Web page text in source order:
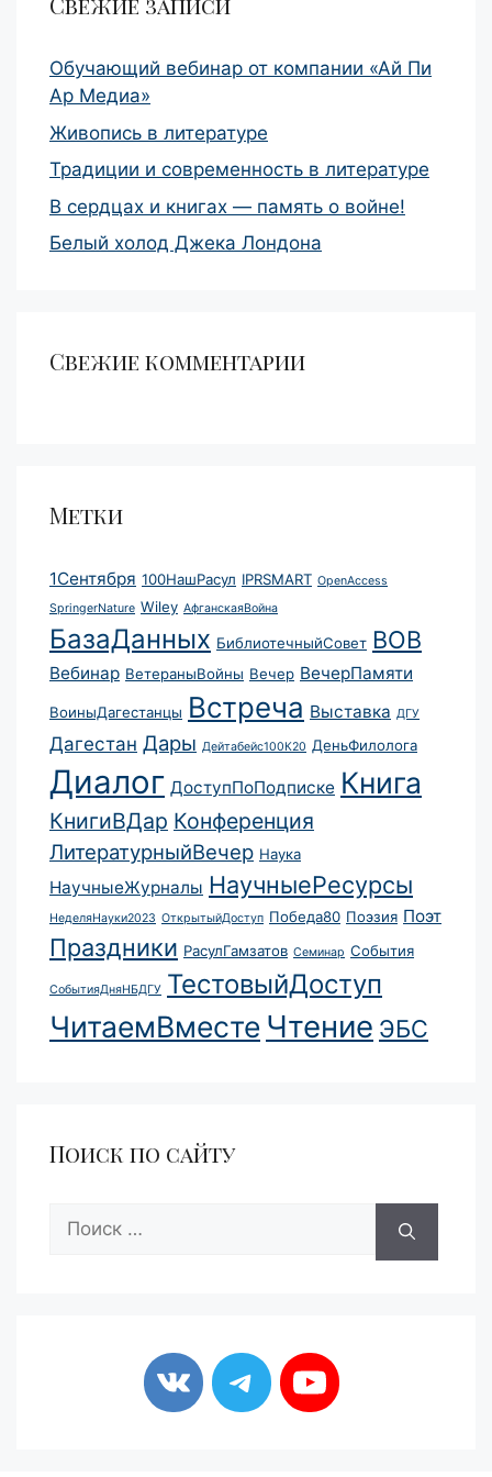
Обучающий вебинар от компании «Ай Пи
Ар Медиа»
Живопись в литературе
Традиции и современность в литературе
В сердцах и книгах — память о войне!
Белый холод Джека Лондона
Свежие комментарии
Метки
1Сентября 100НашРасул IPRSMART OpenAccess
SpringerNature Wiley АфганскаяВойна
БазаДанных БиблиотечныйСовет ВОВ
Вебинар ВетераныВойны Вечер ВечерПамяти
ВоиныДагестанцы Встреча Выставка ДГУ
Дагестан Дары Дейтабейс100К20 ДеньФилолога
Диалог ДоступПоПодписке Книга
КнигиВДар Конференция
ЛитературныйВечер Наука
НаучныеЖурналы НаучныеРесурсы
НеделяНауки2023 ОткрытыйДоступ Победа80 Поэзия Поэт
Праздники РасулГамзатов Семинар События
СобытияДняНБДГУ ТестовыйДоступ
ЧитаемВместе Чтение ЭБС
Поиск по сайту
Поиск: